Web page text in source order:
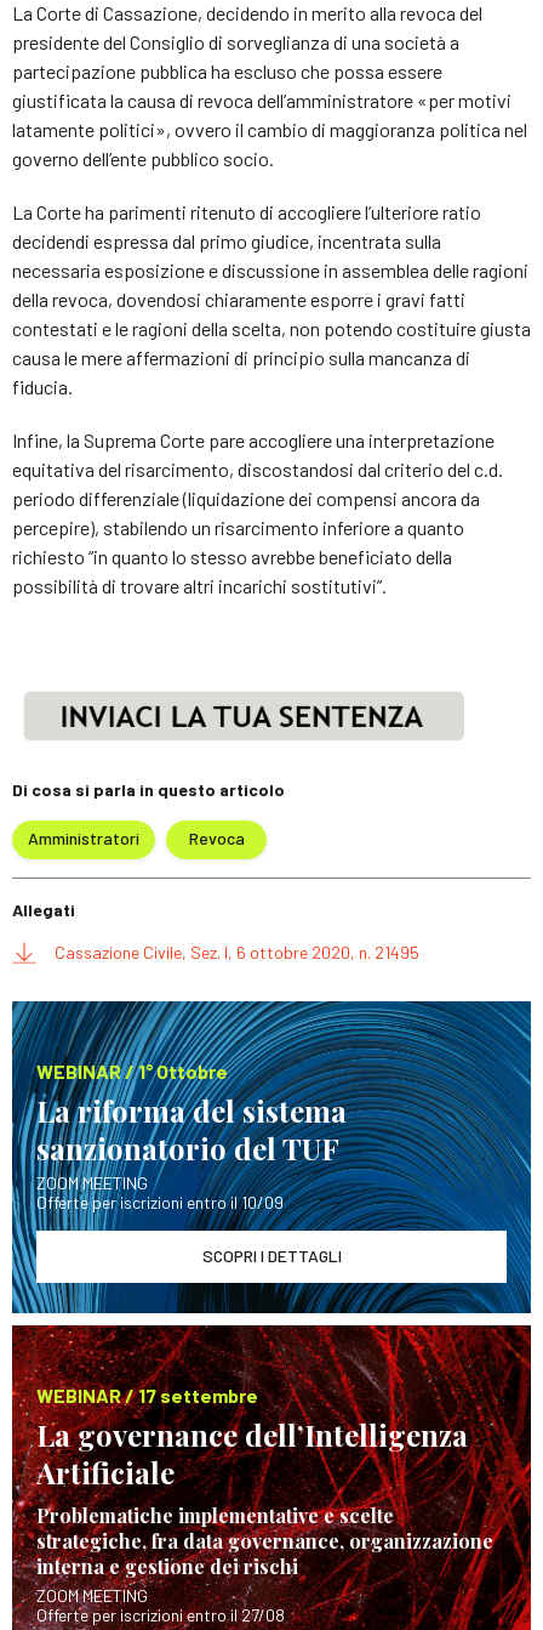
La Corte di Cassazione, decidendo in merito alla revoca del
presidente del Consiglio di sorveglianza di una società a
partecipazione pubblica ha escluso che possa essere
giustificata la causa di revoca dell’amministratore «per motivi
latamente politici», ovvero il cambio di maggioranza politica nel
governo dell’ente pubblico socio.
La Corte ha parimenti ritenuto di accogliere l’ulteriore ratio
decidendi espressa dal primo giudice, incentrata sulla
necessaria esposizione e discussione in assemblea delle ragioni
della revoca, dovendosi chiaramente esporre i gravi fatti
contestati e le ragioni della scelta, non potendo costituire giusta
causa le mere affermazioni di principio sulla mancanza di
fiducia.
Infine, la Suprema Corte pare accogliere una interpretazione
equitativa del risarcimento, discostandosi dal criterio del c.d.
periodo differenziale (liquidazione dei compensi ancora da
percepire), stabilendo un risarcimento inferiore a quanto
richiesto “in quanto lo stesso avrebbe beneficiato della
possibilità di trovare altri incarichi sostitutivi”.
Di cosa si parla in questo articolo
Amministratori Revoca
Allegati
Cassazione Civile, Sez. I, 6 ottobre 2020, n. 21495
WEBINAR / 1° Ottobre
La riforma del sistema
sanzionatorio del TUF
ZOOM MEETING
Offerte per iscrizioni entro il 10/09
SCOPRI I DETTAGLI
WEBINAR / 17 settembre
La governance dell’Intelligenza
Artificiale
Problematiche implementative e scelte
strategiche, fra data governance, organizzazione
interna e gestione dei rischi
ZOOM MEETING
Offerte per iscrizioni entro il 27/08